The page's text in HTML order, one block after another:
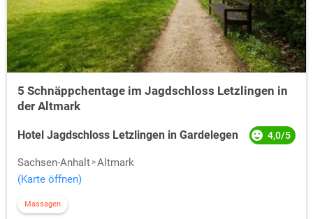
Fachwerkhäuser, reizvolle Schlösser und Herrenhäuser, schöne Parks
und Gärten finden sich an vielen Stellen und Städten in der Altmark.
Traditionsreiche Ortschaften ermöglichen eine Zeitreise ins
Mittelalter. DieStraße der Romanik, dieBismarck-Route, der
Altmärkische Hansewegund eine interessante und unterhaltsame
Museumslandschaften sind die wertvollen Erben der Altmärker, die
einem denKurzurlaub in der Altmark
5 Schnäppchentage im Jagdschloss Letzlingen in
der Altmark
Hotel Jagdschloss Letzlingen in Gardelegen 4,0/5
Sachsen-Anhalt Altmark
(Karte öffnen)
Massagen